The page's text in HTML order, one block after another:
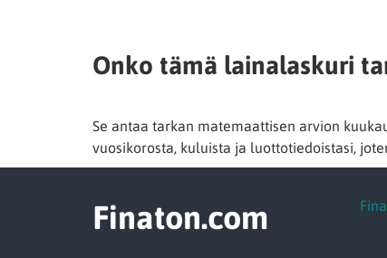
Onko tämä lainalaskuri
Se antaa tarkan matemaattisen arvion
vuosikorosta, kuluista ja luottotiedoistasi,
Finaton.com